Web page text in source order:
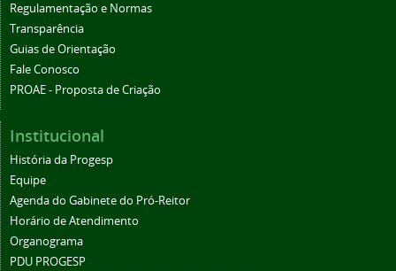
Regulamentação e Normas
Transparência
Guias de Orientação
Fale Conosco
PROAE - Proposta de Criação
Institucional
História da Progesp
Equipe
Agenda do Gabinete do Pró-Reitor
Horário de Atendimento
Organograma
PDU PROGESP